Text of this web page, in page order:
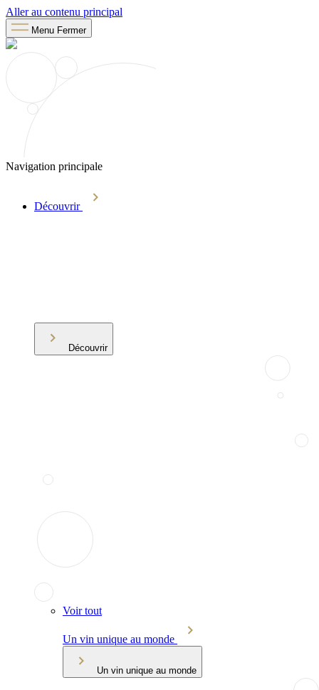
Aller au contenu principal
Menu Fermer
Navigation principale
Découvrir
Découvrir
Voir tout
Un vin unique au monde
Un vin unique au monde